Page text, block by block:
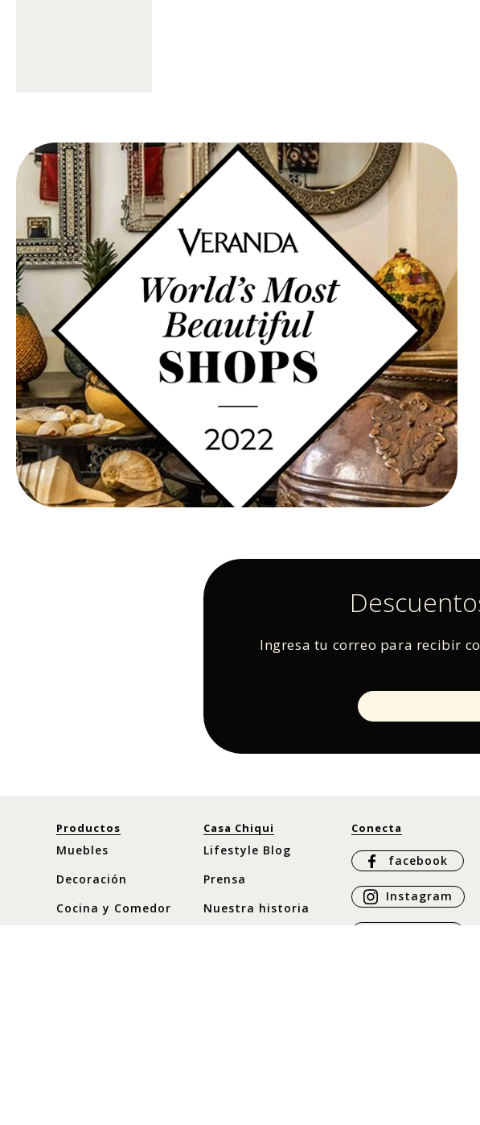
Ingresa tu correo para recibir
Productos
Muebles
Decoración
Cocina y Comedor
Casa Chiqui
Lifestyle Blog
Prensa
Nuestra historia
Conecta
facebook
Instagram